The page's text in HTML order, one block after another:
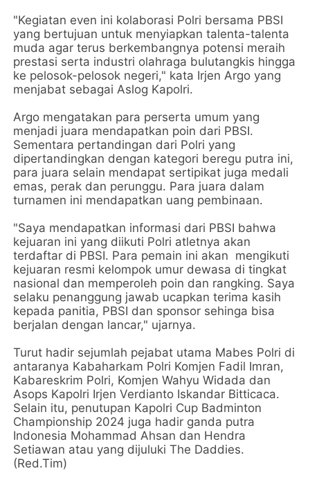
"Kegiatan even ini kolaborasi Polri bersama PBSI
yang bertujuan untuk menyiapkan talenta-talenta
muda agar terus berkembangnya potensi meraih
prestasi serta industri olahraga bulutangkis hingga
ke pelosok-pelosok negeri," kata Irjen Argo yang
menjabat sebagai Aslog Kapolri.
Argo mengatakan para perserta umum yang
menjadi juara mendapatkan poin dari PBSI.
Sementara pertandingan dari Polri yang
dipertandingkan dengan kategori beregu putra ini,
para juara selain mendapat sertipikat juga medali
emas, perak dan perunggu. Para juara dalam
turnamen ini mendapatkan uang pembinaan.
"Saya mendapatkan informasi dari PBSI bahwa
kejuaran ini yang diikuti Polri atletnya akan
terdaftar di PBSI. Para pemain ini akan mengikuti
kejuaran resmi kelompok umur dewasa di tingkat
nasional dan memperoleh poin dan rangking. Saya
selaku penanggung jawab ucapkan terima kasih
kepada panitia, PBSI dan sponsor sehinga bisa
berjalan dengan lancar," ujarnya.
Turut hadir sejumlah pejabat utama Mabes Polri di
antaranya Kabaharkam Polri Komjen Fadil Imran,
Kabareskrim Polri, Komjen Wahyu Widada dan
Asops Kapolri Irjen Verdianto Iskandar Bitticaca.
Selain itu, penutupan Kapolri Cup Badminton
Championship 2024 juga hadir ganda putra
Indonesia Mohammad Ahsan dan Hendra
Setiawan atau yang dijuluki The Daddies.
(Red.Tim)